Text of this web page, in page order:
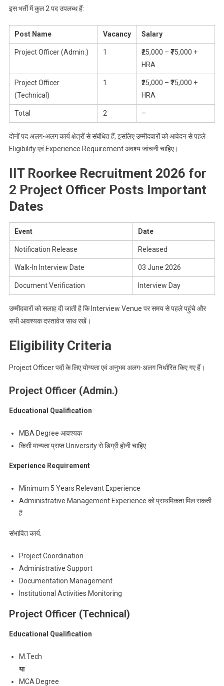
इस भर्ती में कुल 2 पद उपलब्ध हैं:
Post Name Vacancy Salary
Project Officer (Admin.) 1
₹25,000 – ₹75,000 +
HRA
Project Officer
(Technical)
1
₹25,000 – ₹75,000 +
HRA
Total 2 –
दोनों पद अलग-अलग कार्य क्षेत्रों से संबंधित हैं, इसलिए उम्मीदवारों को आवेदन से पहले
Eligibility एवं Experience Requirement अवश्य जांचनी चाहिए।
IIT Roorkee Recruitment 2026 for
2 Project Officer Posts Important
Dates
Event Date
Notification Release Released
Walk-In Interview Date 03 June 2026
Document Verification Interview Day
उम्मीदवारों को सलाह दी जाती है कि Interview Venue पर समय से पहले पहुंचे और
सभी आवश्यक दस्तावेज साथ रखें।
Eligibility Criteria
Project Officer पदों के लिए योग्यता एवं अनुभव अलग-अलग निर्धारित किए गए हैं।
Project Officer (Admin.)
Educational Qualification
MBA Degree आवश्यक
किसी मान्यता प्राप्त University से डिग्री होनी चाहिए
Experience Requirement
Minimum 5 Years Relevant Experience
Administrative Management Experience को प्राथमिकता मिल सकती
है
संभावित कार्य:
Project Coordination
Administrative Support
Documentation Management
Institutional Activities Monitoring
Project Officer (Technical)
Educational Qualification
M.Tech
या
MCA Degree